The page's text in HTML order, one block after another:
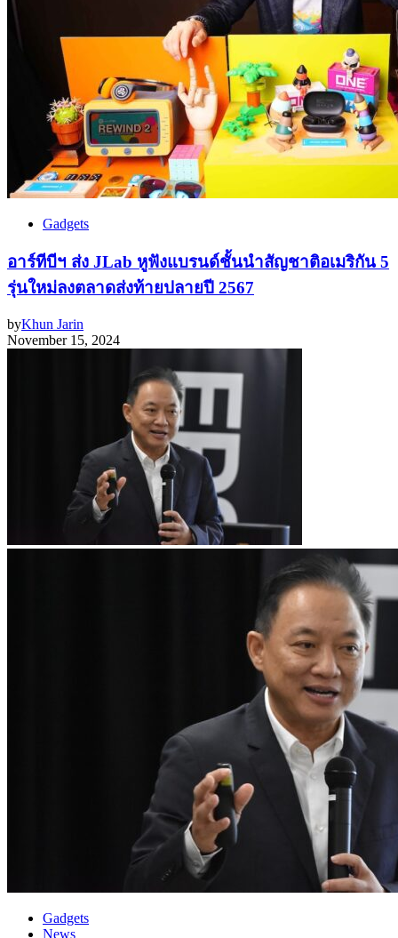
Gadgets
อาร์ทีบีฯ ส่ง JLab หูฟังแบรนด์ชั้นนำสัญชาติอเมริกัน 5
รุ่นใหม่ลงตลาดส่งท้ายปลายปี 2567
byKhun Jarin
November 15, 2024
Gadgets
News